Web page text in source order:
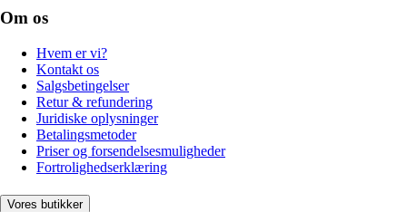
Om os
Hvem er vi?
Kontakt os
Salgsbetingelser
Retur & refundering
Juridiske oplysninger
Betalingsmetoder
Priser og forsendelsesmuligheder
Fortrolighedserklæring
Vores butikker